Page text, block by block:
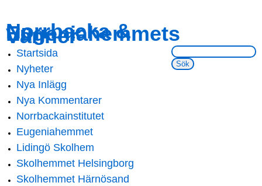
main
content
navigation
Norrbacka &
Eugeniahemmets
Vänner
Sök på webbsidan:
Main menu
Startsida
Nyheter
Nya Inlägg
Nya Kommentarer
Norrbackainstitutet
Eugeniahemmet
Lidingö Skolhem
Skolhemmet Helsingborg
Skolhemmet Härnösand